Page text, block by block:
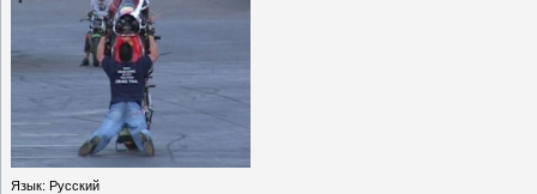
Язык: Русский